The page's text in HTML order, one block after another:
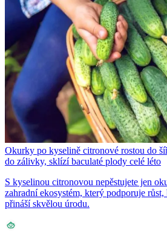
Okurky po kyselině citronové rostou do
do zálivky, sklízí baculaté plody celé léto
S kyselinou citronovou nepěstujete jen
zahradní ekosystém, který podporuje
přináší skvělou úrodu.